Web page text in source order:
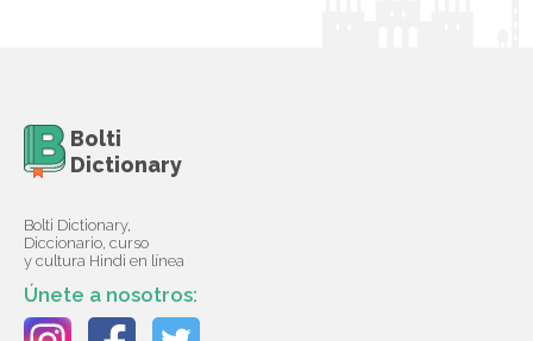
Bolti
Dictionary
Bolti Dictionary,
Diccionario, curso
y cultura Hindi en línea
Únete a nosotros: